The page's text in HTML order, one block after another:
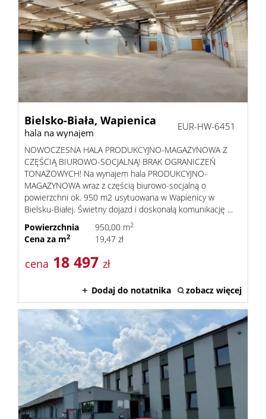
Bielsko-Biała, Wapienica
hala na wynajem
EUR-HW-6451
NOWOCZESNA HALA PRODUKCYJNO-MAGAZYNOWA Z
CZĘŚCIĄ BIUROWO-SOCJALNĄ! BRAK OGRANICZEŃ
TONAŻOWYCH! Na wynajem hala PRODUKCYJNO-
MAGAZYNOWA wraz z częścią biurowo-socjalną o
powierzchni ok. 950 m2 usytuowana w Wapienicy w
Bielsku-Białej. Świetny dojazd i doskonałą komunikację ...
Powierzchnia
950,00 m2
Cena za m2 19,47 zł
cena 18 497 zł
Dodaj do notatnika zobacz więcej